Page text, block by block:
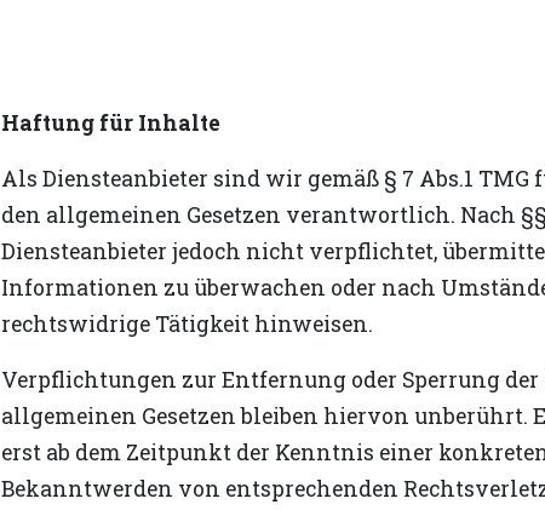
Haftung für Inhalte
Als Diensteanbieter sind wir gemäß § 7 Abs.1
den allgemeinen Gesetzen verantwortlich. Nach
Diensteanbieter jedoch nicht verpflichtet,
Informationen zu überwachen oder nach
rechtswidrige Tätigkeit hinweisen.
Verpflichtungen zur Entfernung oder Sperrung
allgemeinen Gesetzen bleiben hiervon unberührt.
erst ab dem Zeitpunkt der Kenntnis einer
Bekanntwerden von entsprechenden